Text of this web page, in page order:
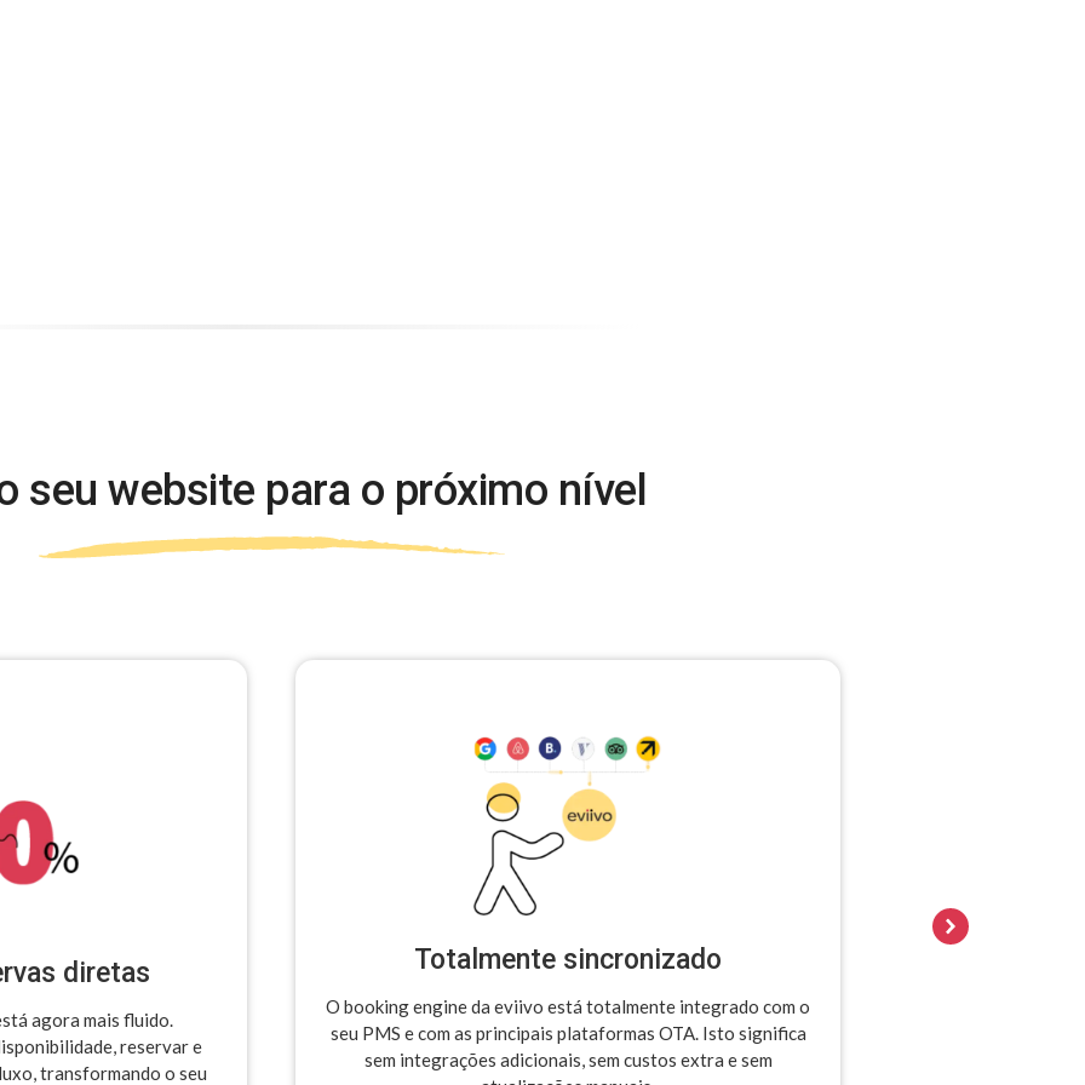
seu website para o próximo nível
diretas
agora mais fluido.
reservar e
transformando o seu
Totalmente sincronizado
O booking engine da eviivo está totalmente integrado com o
seu PMS e com as principais plataformas OTA. Isto significa
sem integrações adicionais, sem custos extra e sem